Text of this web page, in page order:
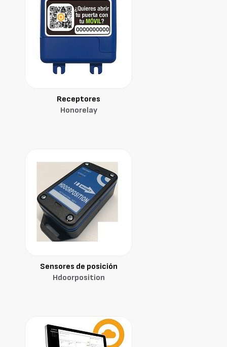
Receptores
Honorelay
Sensores de posición
Hdoorposition